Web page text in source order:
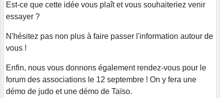
Est-ce que cette idée vous plaît et vous souhaiteriez venir
essayer ?
N'hésitez pas non plus à faire passer l'information autour de
vous !
Enfin, nous vous donnons également rendez-vous pour le
forum des associations le 12 septembre ! On y fera une
démo de judo et une démo de Taïso.